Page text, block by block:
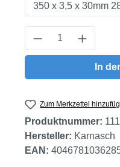
Produkt
In
Zum Merkzettel
Produktnummer:
Hersteller: Karnasch
EAN: